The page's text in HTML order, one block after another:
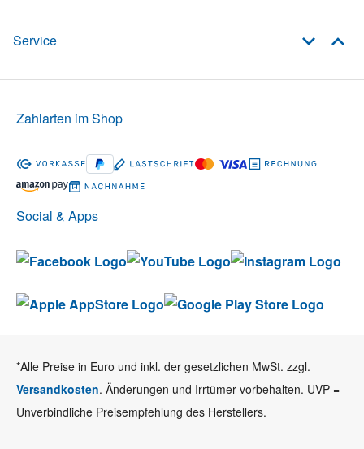
Service
Social & Apps
Zahlarten im Shop
*Alle Preise in Euro und inkl. der gesetzlichen MwSt. zzgl.
Versandkosten. Änderungen und Irrtümer vorbehalten. UVP =
Unverbindliche Preisempfehlung des Herstellers.